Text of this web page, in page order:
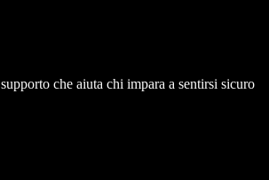
che aiuta chi impara a sentirsi sicuro